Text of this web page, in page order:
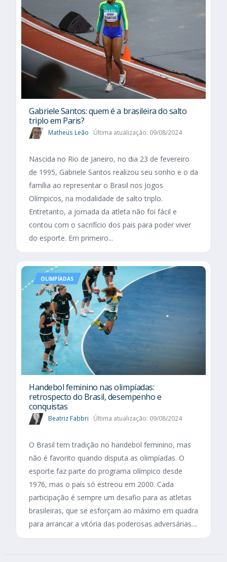
Gabriele Santos: quem é a brasileira do salto
triplo em Paris?
Matheus Leão Última atualização: 09/08/2024
Nascida no Rio de Janeiro, no dia 23 de fevereiro
de 1995, Gabriele Santos realizou seu sonho e o da
família ao representar o Brasil nos Jogos
Olímpicos, na modalidade de salto triplo.
Entretanto, a jornada da atleta não foi fácil e
contou com o sacrifício dos pais para poder viver
do esporte. Em primeiro...
OLIMPÍADAS
Handebol feminino nas olimpíadas:
retrospecto do Brasil, desempenho e
conquistas
Beatriz Fabbri Última atualização: 09/08/2024
O Brasil tem tradição no handebol feminino, mas
não é favorito quando disputa as olimpíadas. O
esporte faz parte do programa olímpico desde
1976, mas o país só estreou em 2000. Cada
participação é sempre um desafio para as atletas
brasileiras, que se esforçam ao máximo em quadra
para arrancar a vitória das poderosas adversárias....